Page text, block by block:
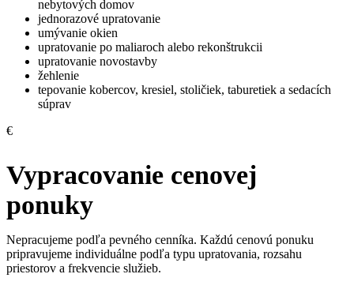
nebytových domov
jednorazové upratovanie
umývanie okien
upratovanie po maliaroch alebo rekonštrukcii
upratovanie novostavby
žehlenie
tepovanie kobercov, kresiel, stoličiek, taburetiek a sedacích
súprav
€
Vypracovanie cenovej
ponuky
Nepracujeme podľa pevného cenníka. Každú cenovú ponuku
pripravujeme individuálne podľa typu upratovania, rozsahu
priestorov a frekvencie služieb.